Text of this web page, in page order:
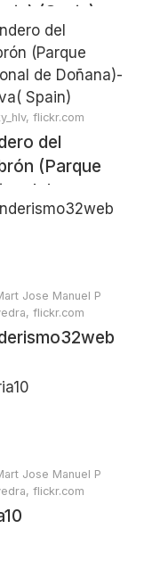
(Spain)
flickr.com
del
(Parque
de
Huelva(
Jose Manuel P
flickr.com
Jose Manuel P
flickr.com